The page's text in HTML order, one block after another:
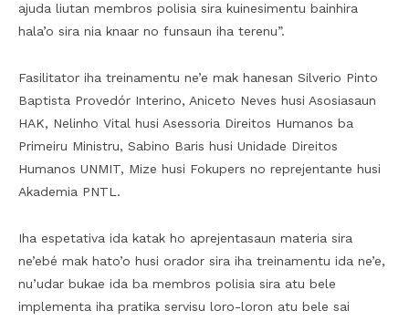
ajuda liutan membros polisia sira kuinesimentu bainhira
hala’o sira nia knaar no funsaun iha terenu”.
Fasilitator iha treinamentu ne’e mak hanesan Silverio Pinto
Baptista Provedór Interino, Aniceto Neves husi Asosiasaun
HAK, Nelinho Vital husi Asessoria Direitos Humanos ba
Primeiru Ministru, Sabino Baris husi Unidade Direitos
Humanos UNMIT, Mize husi Fokupers no reprejentante husi
Akademia PNTL.
Iha espetativa ida katak ho aprejentasaun materia sira
ne’ebé mak hato’o husi orador sira iha treinamentu ida ne’e,
nu’udar bukae ida ba membros polisia sira atu bele
implementa iha pratika servisu loro-loron atu bele sai